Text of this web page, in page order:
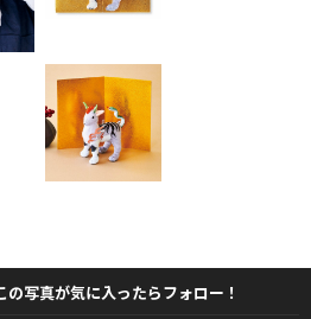
の写真が気に入ったらフォロー！